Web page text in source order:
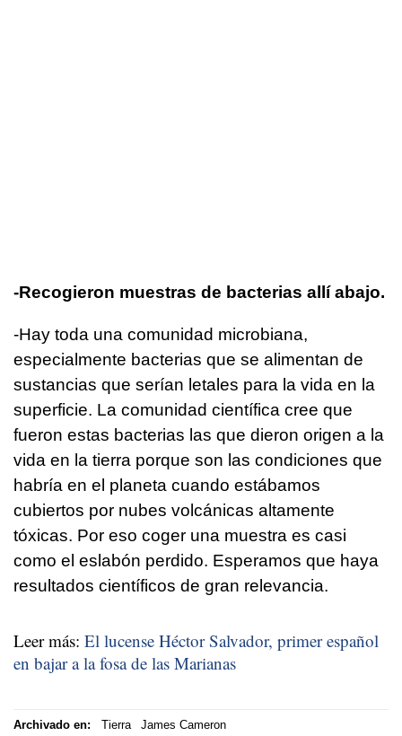
-Recogieron muestras de bacterias allí abajo.
-Hay toda una comunidad microbiana,
especialmente bacterias que se alimentan de
sustancias que serían letales para la vida en la
superficie. La comunidad científica cree que
fueron estas bacterias las que dieron origen a la
vida en la tierra porque son las condiciones que
habría en el planeta cuando estábamos
cubiertos por nubes volcánicas altamente
tóxicas. Por eso coger una muestra es casi
como el eslabón perdido. Esperamos que haya
resultados científicos de gran relevancia.
Leer más: El lucense Héctor Salvador, primer español
en bajar a la fosa de las Marianas
Archivado en: Tierra James Cameron